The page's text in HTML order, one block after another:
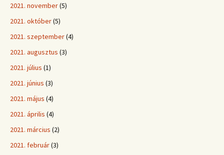
2021. november(5)
2021. október(5)
2021. szeptember(4)
2021. augusztus (3)
2021. július (1)
2021. június (3)
2021. május (4)
2021. április (4)
2021. március (2)
2021. február(3)